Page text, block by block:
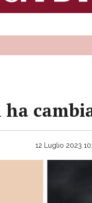
12 Luglio 2023